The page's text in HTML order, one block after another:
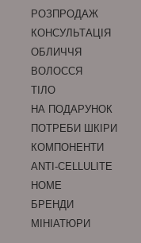
РОЗПРОДАЖ
КОНСУЛЬТАЦІЯ
ОБЛИЧЧЯ
ВОЛОССЯ
ТІЛО
НА ПОДАРУНОК
ПОТРЕБИ ШКІРИ
КОМПОНЕНТИ
ANTI-CELLULITE
HOME
БРЕНДИ
МІНІАТЮРИ